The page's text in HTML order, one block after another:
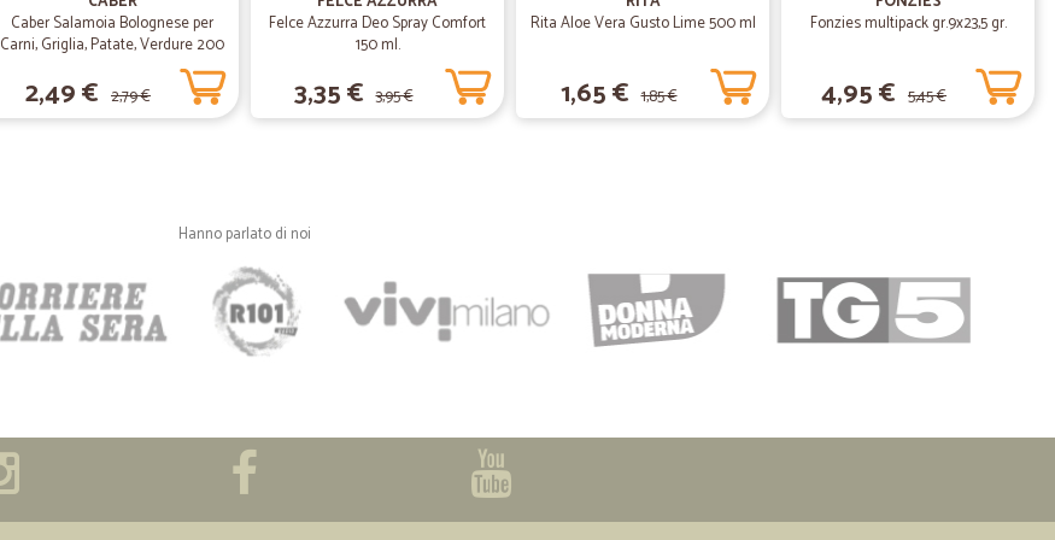
Caber Salamoia Bolognese per
Carni, Griglia, Patate, Verdure 200
2,49 € 2,79 €
Felce Azzurra Deo Spray Comfort
150 ml.
3,35 € 3,95 €
Rita Aloe Vera Gusto Lime 500 ml
1,65 € 1,85 €
Fonzies multipack gr.9x23,5 gr.
4,95 € 5,45 €
Hanno parlato di noi